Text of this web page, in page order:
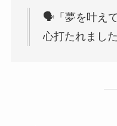
🗣「夢を叶え
心打たれました